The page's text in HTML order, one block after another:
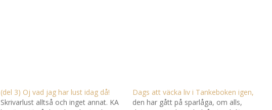
(del 3) Oj vad jag har lust idag då!
Skrivarlust alltså och inget annat. KA
Dags att väcka liv i Tankeboken igen,
den har gått på sparlåga, om alls,